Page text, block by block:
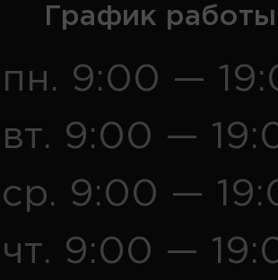
График
пн. 9:00 —
вт. 9:00 —
ср. 9:00 —
чт. 9:00 —